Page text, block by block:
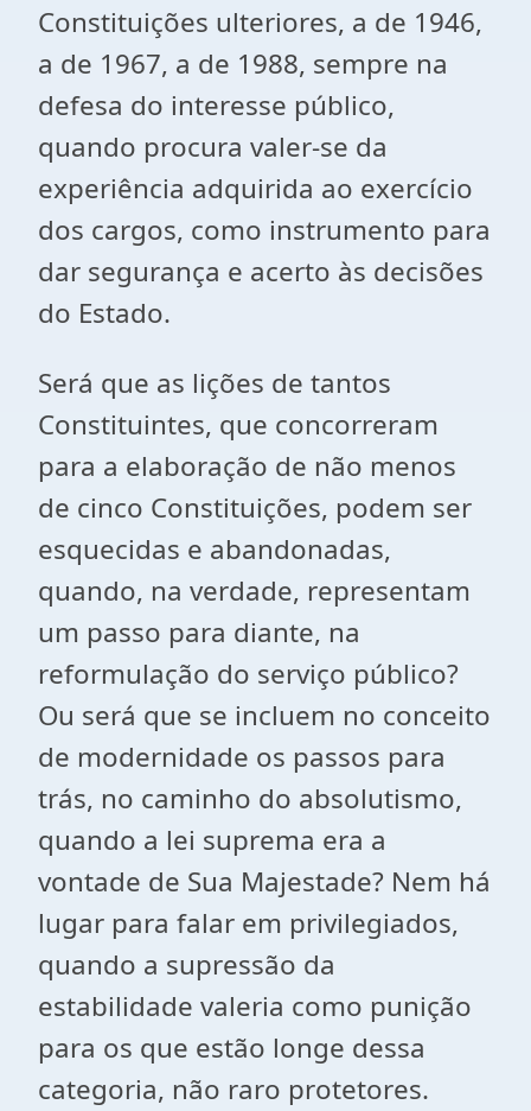
Constituições ulteriores, a de 1946,
a de 1967, a de 1988, sempre na
defesa do interesse público,
quando procura valer-se da
experiência adquirida ao exercício
dos cargos, como instrumento para
dar segurança e acerto às decisões
do Estado.
Será que as lições de tantos
Constituintes, que concorreram
para a elaboração de não menos
de cinco Constituições, podem ser
esquecidas e abandonadas,
quando, na verdade, representam
um passo para diante, na
reformulação do serviço público?
Ou será que se incluem no conceito
de modernidade os passos para
trás, no caminho do absolutismo,
quando a lei suprema era a
vontade de Sua Majestade? Nem há
lugar para falar em privilegiados,
quando a supressão da
estabilidade valeria como punição
para os que estão longe dessa
categoria, não raro protetores.